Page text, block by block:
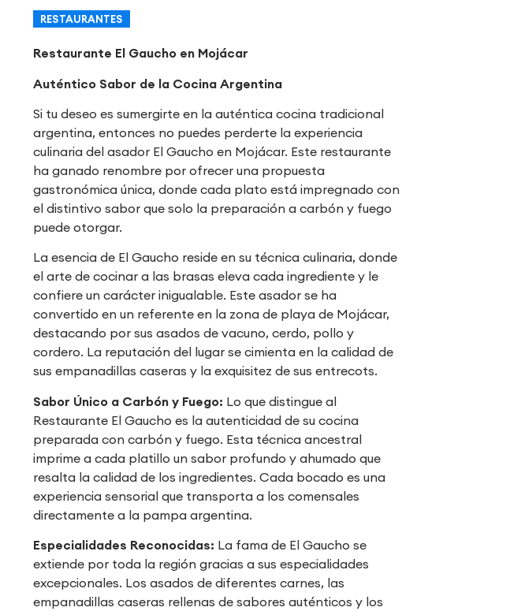
RESTAURANTES
Restaurante El Gaucho en Mojácar
Auténtico Sabor de la Cocina Argentina
Si tu deseo es sumergirte en la auténtica cocina tradicional
argentina, entonces no puedes perderte la experiencia
culinaria del asador El Gaucho en Mojácar. Este restaurante
ha ganado renombre por ofrecer una propuesta
gastronómica única, donde cada plato está impregnado con
el distintivo sabor que solo la preparación a carbón y fuego
puede otorgar.
La esencia de El Gaucho reside en su técnica culinaria, donde
el arte de cocinar a las brasas eleva cada ingrediente y le
confiere un carácter inigualable. Este asador se ha
convertido en un referente en la zona de playa de Mojácar,
destacando por sus asados de vacuno, cerdo, pollo y
cordero. La reputación del lugar se cimienta en la calidad de
sus empanadillas caseras y la exquisitez de sus entrecots.
Sabor Único a Carbón y Fuego: Lo que distingue al
Restaurante El Gaucho es la autenticidad de su cocina
preparada con carbón y fuego. Esta técnica ancestral
imprime a cada platillo un sabor profundo y ahumado que
resalta la calidad de los ingredientes. Cada bocado es una
experiencia sensorial que transporta a los comensales
directamente a la pampa argentina.
Especialidades Reconocidas: La fama de El Gaucho se
extiende por toda la región gracias a sus especialidades
excepcionales. Los asados de diferentes carnes, las
empanadillas caseras rellenas de sabores auténticos y los